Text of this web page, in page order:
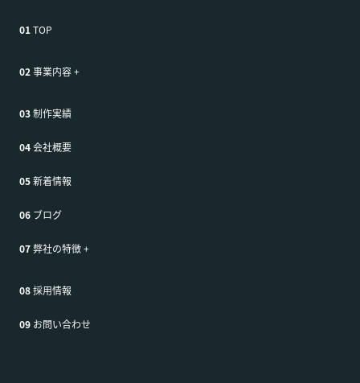
01TOP
02事業内容+
03制作実績
04会社概要
05新着情報
06 ブログ
07弊社の特徴+
08採用情報
09 お問い合わせ